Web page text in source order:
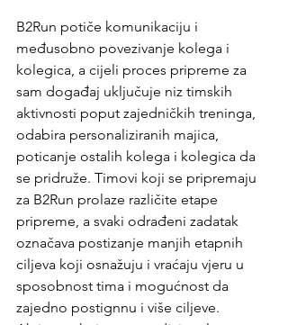
B2Run potiče komunikaciju i
međusobno povezivanje kolega i
kolegica, a cijeli proces pripreme za
sam događaj uključuje niz timskih
aktivnosti poput zajedničkih treninga,
odabira personaliziranih majica,
poticanje ostalih kolega i kolegica da
se pridruže. Timovi koji se pripremaju
za B2Run prolaze različite etape
pripreme, a svaki odrađeni zadatak
označava postizanje manjih etapnih
ciljeva koji osnažuju i vraćaju vjeru u
sposobnost tima i mogućnost da
zajedno postignnu i više ciljeve.